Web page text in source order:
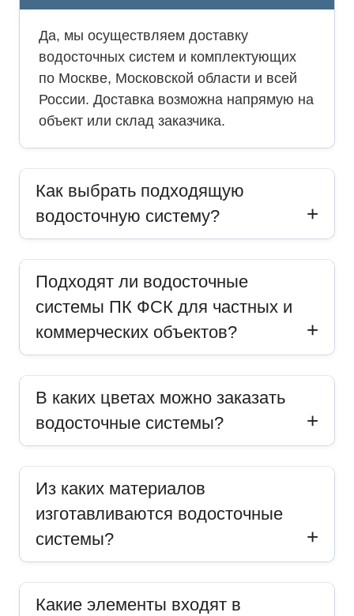
Да, мы осуществляем доставку
водосточных систем и комплектующих
по Москве, Московской области и всей
России. Доставка возможна напрямую на
объект или склад заказчика.
Как выбрать подходящую
водосточную систему?
Подходят ли водосточные
системы ПК ФСК для частных и
коммерческих объектов?
В каких цветах можно заказать
водосточные системы?
Из каких материалов
изготавливаются водосточные
системы?
Какие элементы входят в